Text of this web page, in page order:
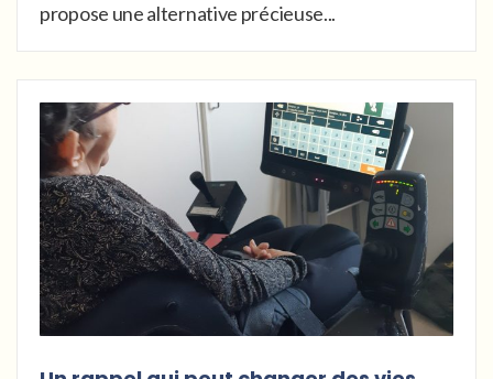
propose une alternative précieuse...